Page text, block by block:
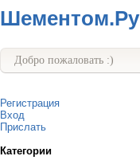
Шементом.Ру
Добро пожаловать :)
Регистрация
Вход
Прислать
Категории